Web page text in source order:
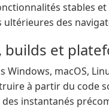
stables
ultérieures des
builds et
Windows, macOS,
à partir du code
instantanés